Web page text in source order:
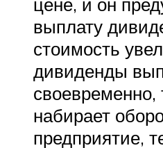
цене, и он
выплату
стоимость
дивиденды
набирает
предприятие,